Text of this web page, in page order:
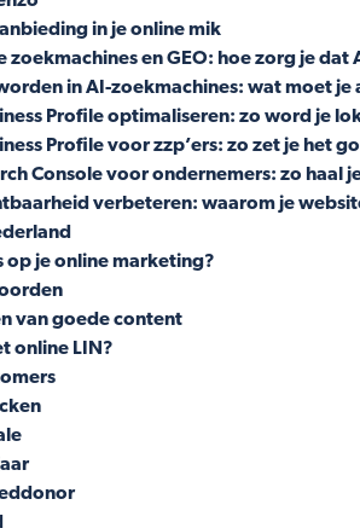
in je online mik
zoekmachines en GEO: hoe zorg je dat
in AI-zoekmachines: wat moet je
Profile optimaliseren: zo word je
Profile voor zzp’ers: zo zet je het
Console voor ondernemers: zo haal
verbeteren: waarom je
op je online marketing?
van goede content
online LIN?